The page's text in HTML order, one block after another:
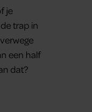
je
trap in
een half
dat?